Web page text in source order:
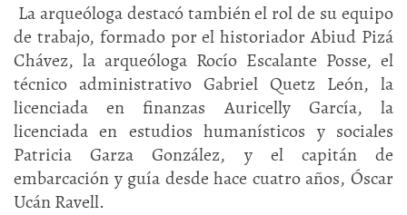
La arqueóloga destacó también el rol de su equipo
de trabajo, formado por el historiador Abiud Pizá
Chávez, la arqueóloga Rocío Escalante Posse, el
técnico administrativo Gabriel Quetz León, la
licenciada en finanzas Auricelly García, la
licenciada en estudios humanísticos y sociales
Patricia Garza González, y el capitán de
embarcación y guía desde hace cuatro años, Óscar
Ucán Ravell.